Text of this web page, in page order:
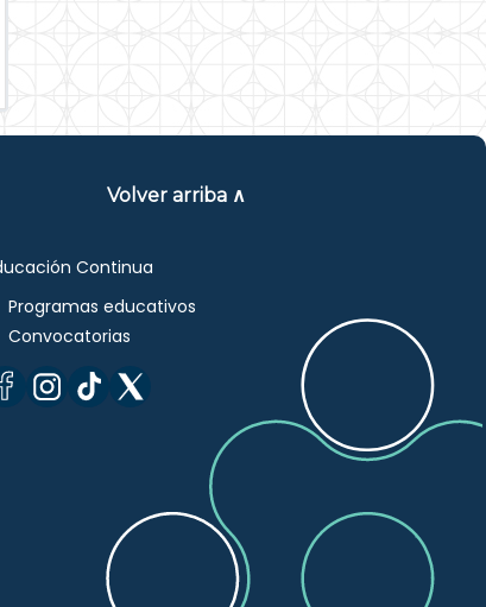
Volver arriba ∧
Continua
Programas educativos
Convocatorias